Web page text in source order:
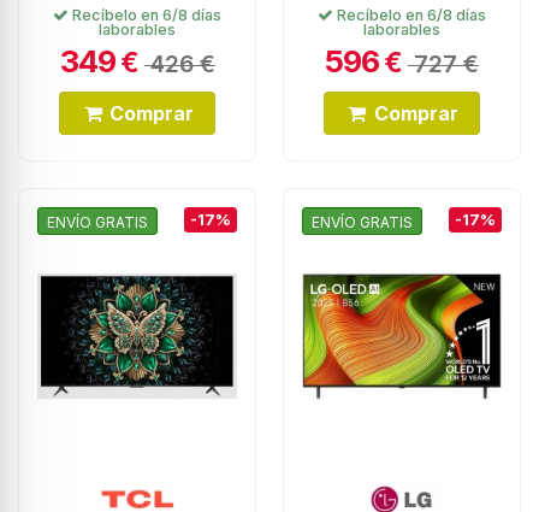
Recíbelo en 6/8 días
laborables
349€ 426 €
Comprar
Recíbelo en 6/8 días
laborables
596€ 727 €
Comprar
ENVÍO GRATIS -17% ENVÍO GRATIS -17%